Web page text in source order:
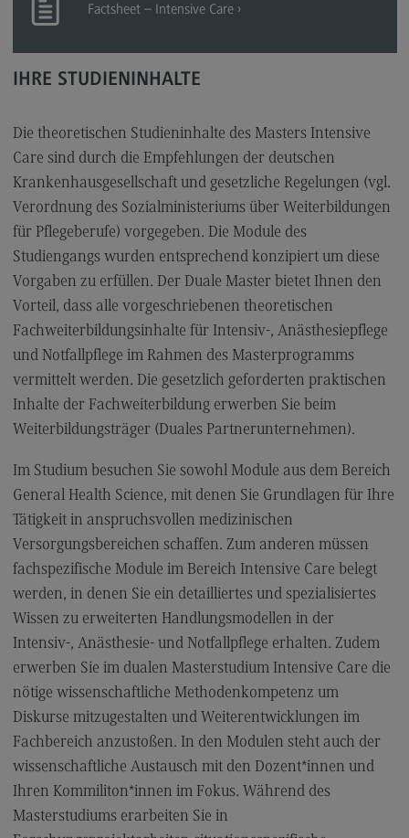
Berufsperspektiven
Kontakt
Personalmanagement und
Personalmanagement und
Wirtschaftspsychologie
Modulangebot
Berufsperspektiven
Kontakt
Planung und Koordination in der Sozialen Arbeit
Planung und Koordination in der Sozialen Arbeit
Modulangebot
Berufsperspektiven
Kontakt
Rechnungswesen Steuern Wirtschaftsrecht
Modulangebot
Berufsperspektiven
Kontakt
Sales and Negotiation
Sales and Negotiation
Modulangebot
Berufsperspektiven
Kontakt
Soziale Arbeit in der Migrationsgesellschaft
Soziale Arbeit in der Migrationsgesellschaft
Factsheet – Intensive Care
IHRE STUDIENINHALTE
Die theoretischen Studieninhalte des Masters Intensive
Care sind durch die Empfehlungen der deutschen
Krankenhausgesellschaft und gesetzliche Regelungen (vgl.
Verordnung des Sozialministeriums über Weiterbildungen
für Pflegeberufe) vorgegeben. Die Module des
Studiengangs wurden entsprechend konzipiert um diese
Vorgaben zu erfüllen. Der Duale Master bietet Ihnen den
Vorteil, dass alle vorgeschriebenen theoretischen
Fachweiterbildungsinhalte für Intensiv-, Anästhesiepflege
und Notfallpflege im Rahmen des Masterprogramms
vermittelt werden. Die gesetzlich geforderten praktischen
Inhalte der Fachweiterbildung erwerben Sie beim
Weiterbildungsträger (Duales Partnerunternehmen).
Im Studium besuchen Sie sowohl Module aus dem Bereich
General Health Science, mit denen Sie Grundlagen für Ihre
Tätigkeit in anspruchsvollen medizinischen
Versorgungsbereichen schaffen. Zum anderen müssen
fachspezifische Module im Bereich Intensive Care belegt
werden, in denen Sie ein detailliertes und spezialisiertes
Wissen zu erweiterten Handlungsmodellen in der
Intensiv-, Anästhesie- und Notfallpflege erhalten. Zudem
erwerben Sie im dualen Masterstudium Intensive Care die
nötige wissenschaftliche Methodenkompetenz um
Diskurse mitzugestalten und Weiterentwicklungen im
Fachbereich anzustoßen. In den Modulen steht auch der
wissenschaftliche Austausch mit den Dozent*innen und
Ihren Kommiliton*innen im Fokus. Während des
Masterstudiums erarbeiten Sie in